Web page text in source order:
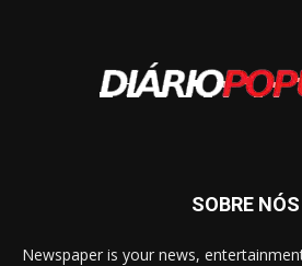
SOBRE NÓS
Newspaper is your news,